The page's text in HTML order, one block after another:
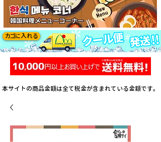
カゴに入れる
本サイトの商品金額は全て税金が含まれている金額です。